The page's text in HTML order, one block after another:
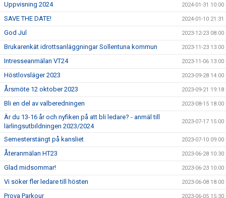
Uppvisning 2024 2024-01-31 10:00
SAVE THE DATE! 2024-01-10 21:31
God Jul 2023-12-23 08:00
Brukarenkät idrottsanläggningar Sollentuna kommun 2023-11-23 13:00
Intresseanmälan VT24 2023-11-06 13:00
Höstlovsläger 2023 2023-09-28 14:00
Årsmöte 12 oktober 2023 2023-09-21 19:18
Bli en del av valberedningen 2023-08-15 18:00
Är du 13-16 år och nyfiken på att bli ledare? - anmäl till
lärlingsutbildningen 2023/2024
2023-07-17 15:00
Semesterstängt på kansliet 2023-07-10 09:00
Återanmälan HT23 2023-06-28 10:30
Glad midsommar! 2023-06-23 10:00
Vi söker fler ledare till hösten 2023-06-08 18:00
Prova Parkour 2023-06-05 15:30